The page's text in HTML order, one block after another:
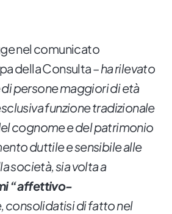
nel comunicato
della Consulta –ha rilevato
persone maggiori di età
funzione tradizionale
cognome e del patrimonio
duttile e sensibile alle
società, sia volta a
“affettivo-
consolidatisi di fatto nel